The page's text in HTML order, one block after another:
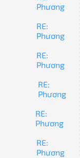
Phương
RE:
Phương
RE:
Phương
RE:
Phương
RE:
Phương
RE:
Phương